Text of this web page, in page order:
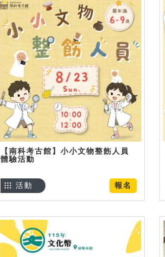
【南科考古館】小小文物整飭人員
體驗活動
報名
活動